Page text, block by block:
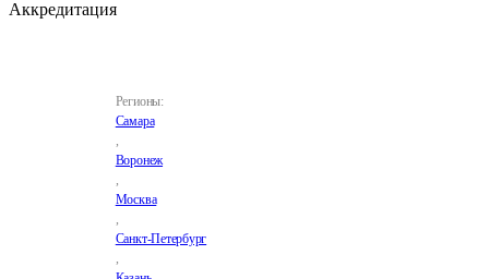
Аккредитация
Регионы:
Самара
,
Воронеж
,
Москва
,
Санкт-Петербург
,